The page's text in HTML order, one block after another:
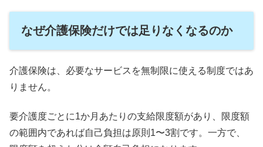
なぜ介護保険だけでは足りなくなるのか
介護保険は、必要なサービスを無制限に使える制度ではあ
りません。
要介護度ごとに1か月あたりの支給限度額があり、限度額
の範囲内であれば自己負担は原則1〜3割です。一方で、